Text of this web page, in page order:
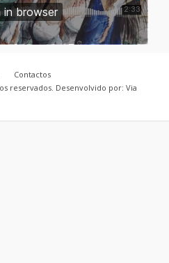
Contactos
reservados. Desenvolvido por: Via